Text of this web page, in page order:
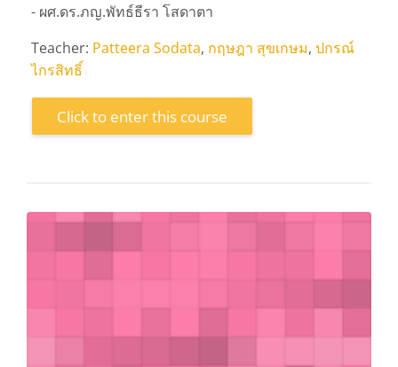
- ผศ.ดร.ภญ.พัทธ์ธีรา โสดาตา
Teacher: Patteera Sodata, กฤษฎา สุขเกษม, ปกรณ์
ไกรสิทธิ์
Click to enter this course